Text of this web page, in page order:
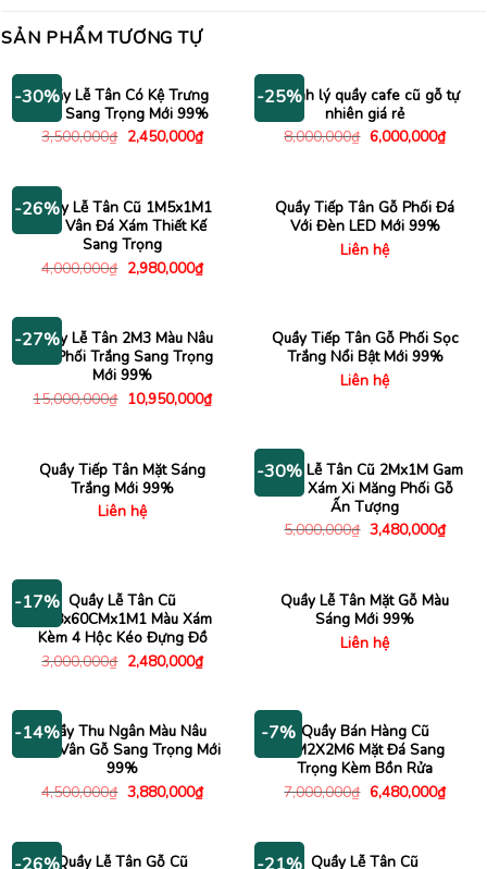
SẢN PHẨM TƯƠNG TỰ
-30%Quầy Lễ Tân Có Kệ Trưng
Bày Sang Trọng Mới 99%
3,500,000₫ Giá
gốc
2,450,000₫Giá
hiện
-25%
Thanh lý quầy cafe cũ gỗ tự
nhiên giá rẻ
8,000,000₫ Giá
gốc
6,000,000₫Giá
hiện
-26%
Quầy Lễ Tân Cũ 1M5x1M1
Giả Vân Đá Xám Thiết Kế
Sang Trọng
4,000,000₫ Giá
gốc
2,980,000₫Giá
hiện
Quầy Tiếp Tân Gỗ Phối Đá
Với Đèn LED Mới 99%
Liên hệ
-27%
Quầy Lễ Tân 2M3 Màu Nâu
Gỗ Phối Trắng Sang Trọng
Mới 99%
15,000,000₫ Giá
gốc
10,950,000₫Giá
hiện
10,950,000₫.
Quầy Tiếp Tân Gỗ Phối Sọc
Trắng Nổi Bật Mới 99%
Liên hệ
Quầy Tiếp Tân Mặt Sáng
Trắng Mới 99%
Liên hệ
-30%
Quầy Lễ Tân Cũ 2Mx1M Gam
Màu Xám Xi Măng Phối Gỗ
Ấn Tượng
5,000,000₫ Giá
gốc
3,480,000₫Giá
hiện
-17% Quầy Lễ Tân Cũ
1M8x60CMx1M1 Màu Xám
Kèm 4 Hộc Kéo Đựng Đồ
3,000,000₫ Giá
gốc
2,480,000₫Giá
hiện
2,480,000₫.
Quầy Lễ Tân Mặt Gỗ Màu
Sáng Mới 99%
Liên hệ
-14%Quầy Thu Ngân Màu Nâu
1M6 Vân Gỗ Sang Trọng Mới
99%
4,500,000₫ Giá
gốc
3,880,000₫Giá
hiện
3,880,000₫.
-7% Quầy Bán Hàng Cũ
3M2X2M6 Mặt Đá Sang
Trọng Kèm Bồn Rửa
7,000,000₫ Giá
gốc
6,480,000₫Giá
hiện
-26%Quầy Lễ Tân Gỗ Cũ -21% Quầy Lễ Tân Cũ